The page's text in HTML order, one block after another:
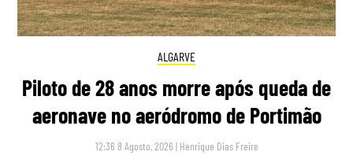
ALGARVE
Piloto de 28 anos morre após queda de
aeronave no aeródromo de Portimão
12:36 8 Agosto, 2026 | Henrique Dias Freire